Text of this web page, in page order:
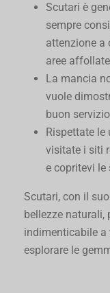
Scutari è
sempre
attenzione a
aree
La mancia
vuole
buon
Rispettate le
visitate i siti
e copritevi le
Scutari, con il
bellezze naturali,
indimenticabile
esplorare le